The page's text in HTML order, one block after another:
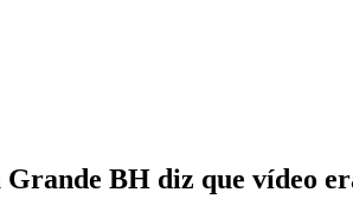
BH diz que vídeo